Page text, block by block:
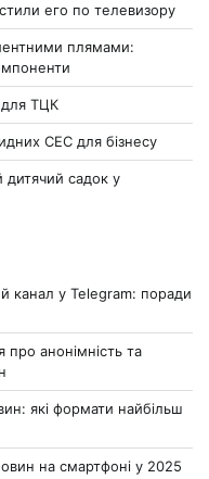
его по телевизору
плямами:
ТЦК
СЕС для бізнесу
дитячий садок у
канал у Telegram: поради
про анонімність та
які формати найбільш
на смартфоні у 2025